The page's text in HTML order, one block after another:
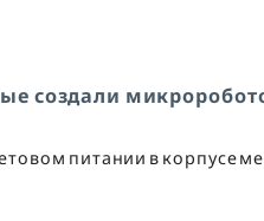
создали
питании в корпусе